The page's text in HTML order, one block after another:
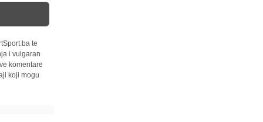
te
i vulgaran
komentare
koji mogu